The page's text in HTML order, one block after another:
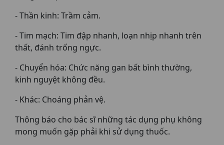
- Thần kinh: Trầm cảm.
- Tim mạch: Tim đập nhanh, loạn nhịp nhanh trên
thất, đánh trống ngực.
- Chuyển hóa: Chức năng gan bất bình thường,
kinh nguyệt không đều.
- Khác: Choáng phản vệ.
Thông báo cho bác sĩ những tác dụng phụ không
mong muốn gặp phải khi sử dụng thuốc.